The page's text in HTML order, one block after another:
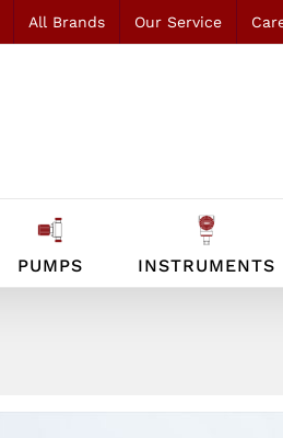
All Brands Our Service
PUMPS INSTRUMENTS